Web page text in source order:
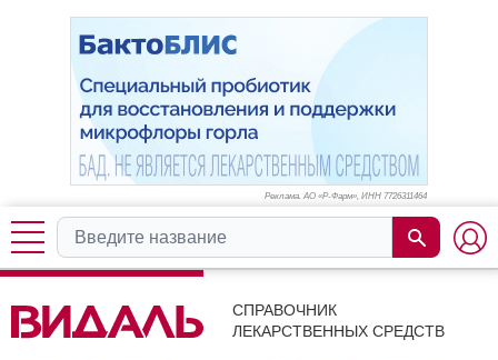
Реклама. АО «Р-Фарм», ИНН 7726311464
СПРАВОЧНИК
ЛЕКАРСТВЕННЫХ СРЕДСТВ